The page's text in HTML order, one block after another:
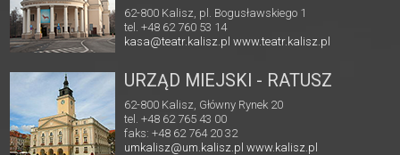
62-800 Kalisz, pl. Bogusławskiego 1
tel. +48 62 760 53 14
kasa@teatr.kalisz.pl www.teatr.kalisz.pl
URZĄD MIEJSKI - RATUSZ
62-800 Kalisz, Główny Rynek 20
tel. +48 62 765 43 00
faks: +48 62 764 20 32
umkalisz@um.kalisz.plwww.kalisz.pl